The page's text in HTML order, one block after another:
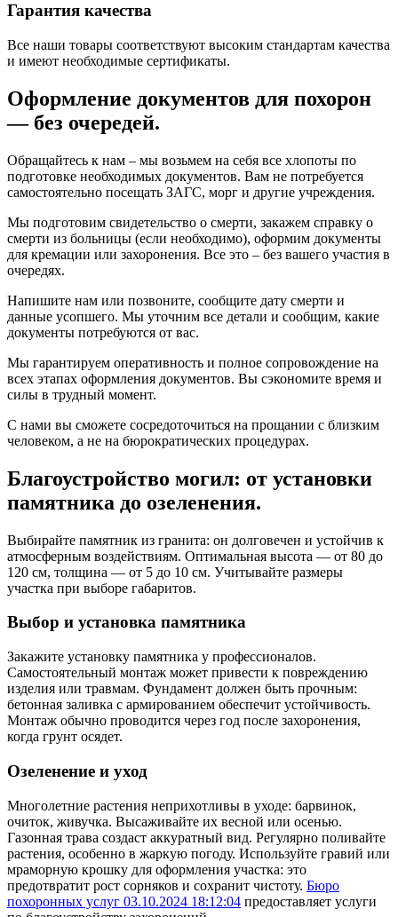
Гарантия качества
Все наши товары соответствуют высоким стандартам качества
и имеют необходимые сертификаты.
Оформление документов для похорон
— без очередей.
Обращайтесь к нам – мы возьмем на себя все хлопоты по
подготовке необходимых документов. Вам не потребуется
самостоятельно посещать ЗАГС, морг и другие учреждения.
Мы подготовим свидетельство о смерти, закажем справку о
смерти из больницы (если необходимо), оформим документы
для кремации или захоронения. Все это – без вашего участия в
очередях.
Напишите нам или позвоните, сообщите дату смерти и
данные усопшего. Мы уточним все детали и сообщим, какие
документы потребуются от вас.
Мы гарантируем оперативность и полное сопровождение на
всех этапах оформления документов. Вы сэкономите время и
силы в трудный момент.
С нами вы сможете сосредоточиться на прощании с близким
человеком, а не на бюрократических процедурах.
Благоустройство могил: от установки
памятника до озеленения.
Выбирайте памятник из гранита: он долговечен и устойчив к
атмосферным воздействиям. Оптимальная высота — от 80 до
120 см, толщина — от 5 до 10 см. Учитывайте размеры
участка при выборе габаритов.
Выбор и установка памятника
Закажите установку памятника у профессионалов.
Самостоятельный монтаж может привести к повреждению
изделия или травмам. Фундамент должен быть прочным:
бетонная заливка с армированием обеспечит устойчивость.
Монтаж обычно проводится через год после захоронения,
когда грунт осядет.
Озеленение и уход
Многолетние растения неприхотливы в уходе: барвинок,
очиток, живучка. Высаживайте их весной или осенью.
Газонная трава создаст аккуратный вид. Регулярно поливайте
растения, особенно в жаркую погоду. Используйте гравий или
мраморную крошку для оформления участка: это
предотвратит рост сорняков и сохранит чистоту. Бюро
похоронных услуг 03.10.2024 18:12:04 предоставляет услуги